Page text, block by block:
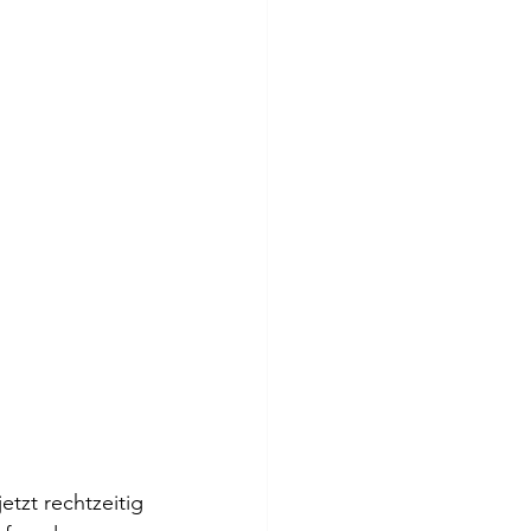
rechtzeitig